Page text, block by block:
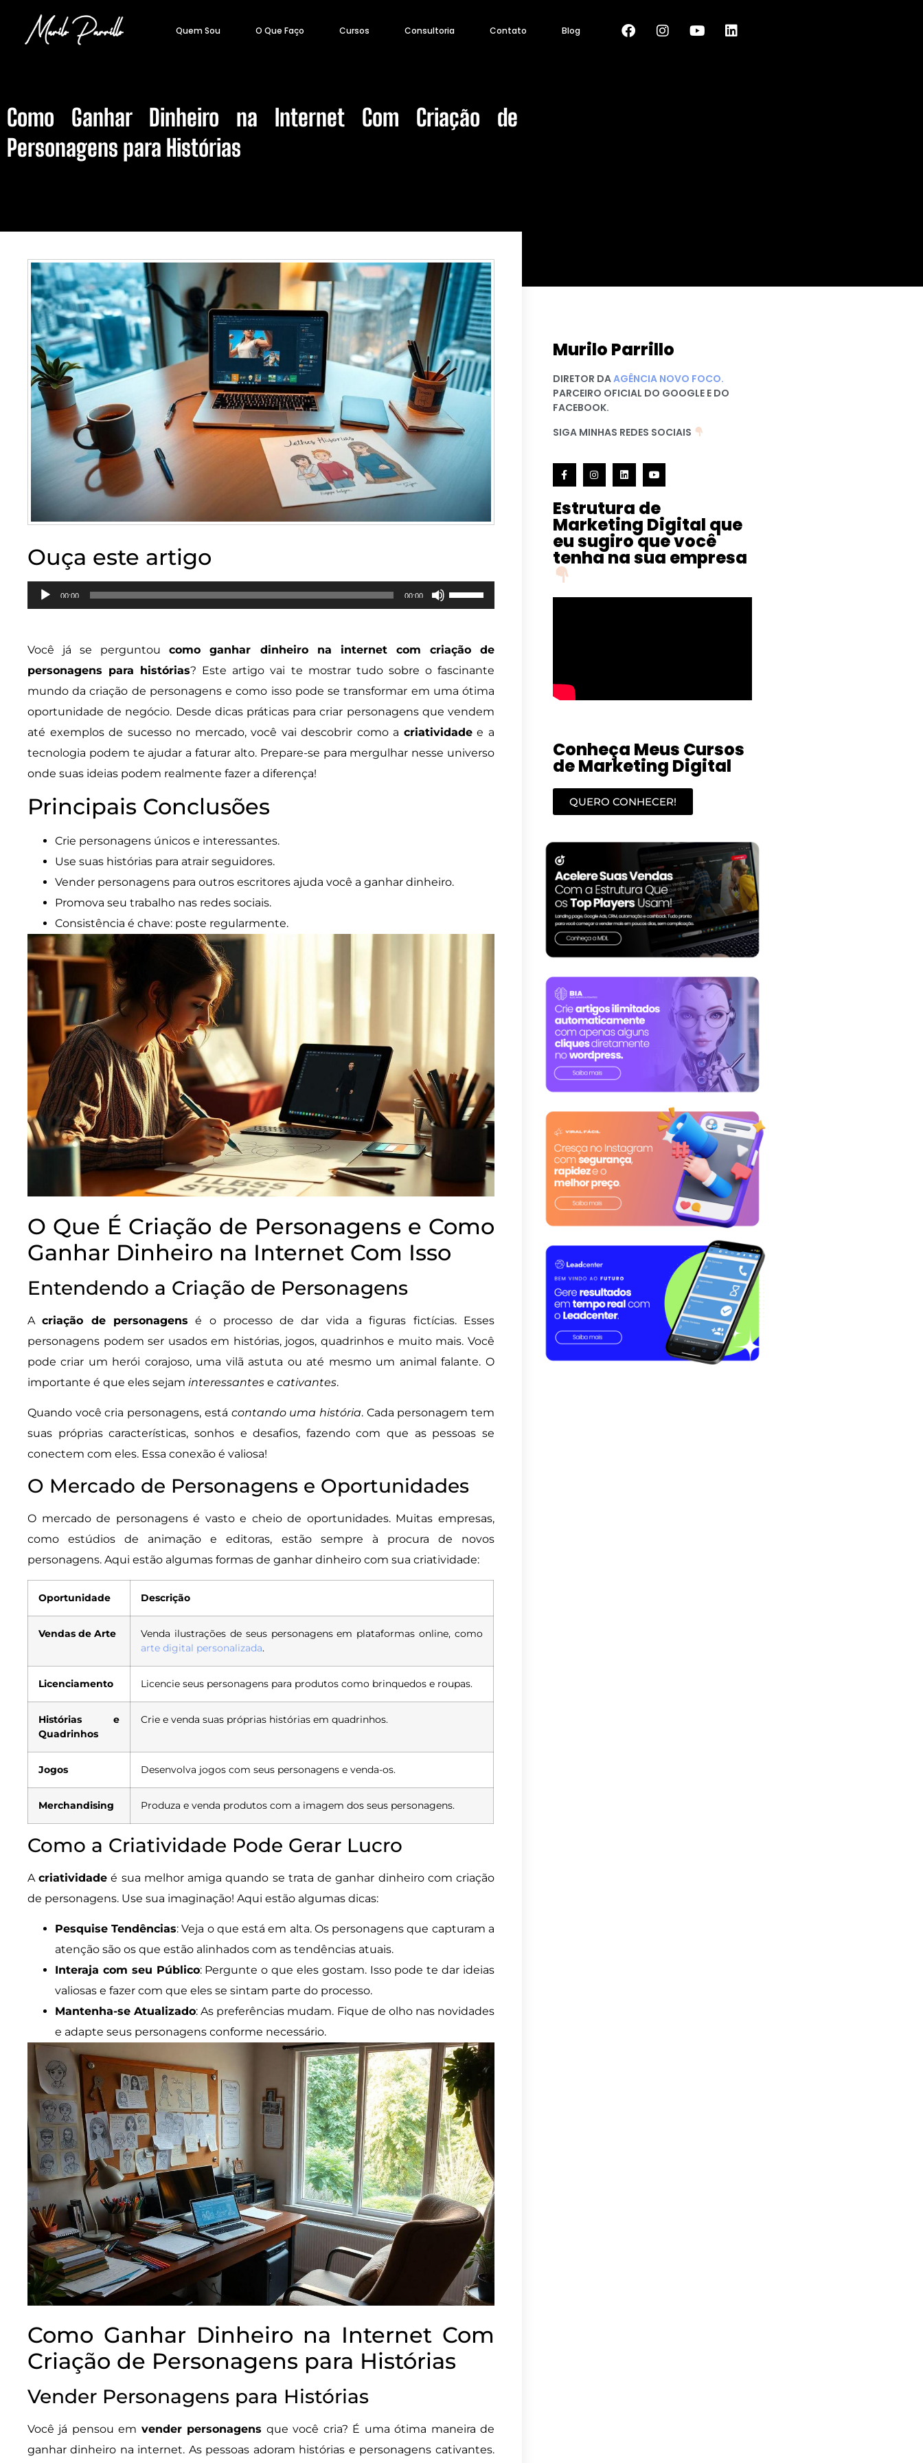
Quem Sou O Que Faço Cursos Consultoria Contato Blog
Como Ganhar Dinheiro na Internet Com Criação de
Personagens para Histórias
Ouça este artigo
Tocador
de
00:00 00:00
Use
as
para
cima
ou
para
baixo
para
Você já se perguntoucomo ganhar dinheiro na internet com criação de
personagens para histórias? Este artigo vai te mostrar tudo sobre o fascinante
mundo da criação de personagens e como isso pode se transformar em uma ótima
oportunidade de negócio. Desde dicas práticas para criar personagens que vendem
até exemplos de sucesso no mercado, você vai descobrir como a criatividadee a
tecnologia podem te ajudar a faturar alto. Prepare-se para mergulhar nesse universo
onde suas ideias podem realmente fazer a diferença!
Principais Conclusões
Crie personagens únicos e interessantes.
Use suas histórias para atrair seguidores.
Vender personagens para outros escritores ajuda você a ganhar dinheiro.
Promova seu trabalho nas redes sociais.
Consistência é chave: poste regularmente.
O Que É Criação de Personagens e Como
Ganhar Dinheiro na Internet Com Isso
Entendendo a Criação de Personagens
Acriação de personagens é o processo de dar vida a figuras fictícias. Esses
personagens podem ser usados em histórias, jogos, quadrinhos e muito mais. Você
pode criar um herói corajoso, uma vilã astuta ou até mesmo um animal falante. O
importante é que eles sejam interessantes e cativantes.
Quando você cria personagens, está contando uma história. Cada personagem tem
suas próprias características, sonhos e desafios, fazendo com que as pessoas se
conectem com eles. Essa conexão é valiosa!
O Mercado de Personagens e Oportunidades
O mercado de personagens é vasto e cheio de oportunidades. Muitas empresas,
como estúdios de animação e editoras, estão sempre à procura de novos
personagens. Aqui estão algumas formas de ganhar dinheiro com sua criatividade:
Oportunidade Descrição
Vendas de Arte
Venda ilustrações de seus personagens em plataformas online, como
arte digital personalizada.
Licenciamento Licencie seus personagens para produtos como brinquedos e roupas.
Histórias e
Quadrinhos
Crie e venda suas próprias histórias em quadrinhos.
Jogos Desenvolva jogos com seus personagens e venda-os.
Merchandising Produza e venda produtos com a imagem dos seus personagens.
Como a Criatividade Pode Gerar Lucro
Acriatividade é sua melhor amiga quando se trata de ganhar dinheiro com criação
de personagens. Use sua imaginação! Aqui estão algumas dicas:
Pesquise Tendências: Veja o que está em alta. Os personagens que capturam a
atenção são os que estão alinhados com as tendências atuais.
Interaja com seu Público: Pergunte o que eles gostam. Isso pode te dar ideias
valiosas e fazer com que eles se sintam parte do processo.
Mantenha-se Atualizado: As preferências mudam. Fique de olho nas novidades
e adapte seus personagens conforme necessário.
Como Ganhar Dinheiro na Internet Com
Criação de Personagens para Histórias
Vender Personagens para Histórias
Você já pensou em vender personagens que você cria? É uma ótima maneira de
ganhar dinheiro na internet. As pessoas adoram histórias e personagens cativantes.
Murilo Parrillo
DIRETOR DAAGÊNCIA NOVO FOCO.
PARCEIRO OFICIAL DO GOOGLE E DO
FACEBOOK.
SIGA MINHAS REDES SOCIAIS
Estrutura de
Marketing Digital que
eu sugiro que você
tenha na sua empresa
Conheça Meus Cursos
de Marketing Digital
QUERO CONHECER!